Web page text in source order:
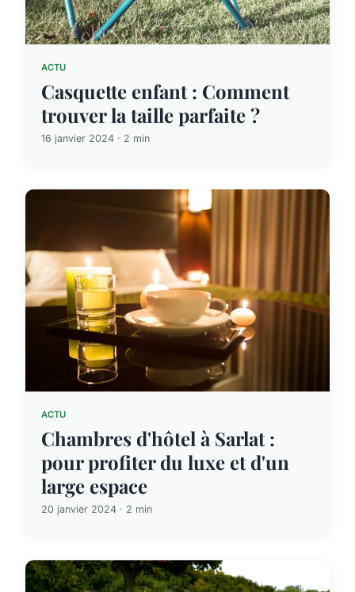
ACTU
Casquette enfant : Comment
trouver la taille parfaite ?
16 janvier 2024 · 2 min
ACTU
Chambres d'hôtel à Sarlat :
pour profiter du luxe et d'un
large espace
20 janvier 2024 · 2 min